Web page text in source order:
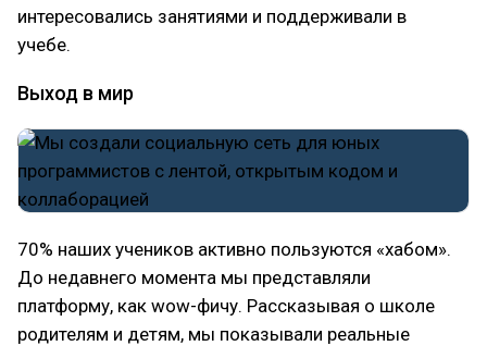
интересовались занятиями и поддерживали в
учебе.
Выход в мир
70% наших учеников активно пользуются «хабом».
До недавнего момента мы представляли
платформу, как wow-фичу. Рассказывая о школе
родителям и детям, мы показывали реальные